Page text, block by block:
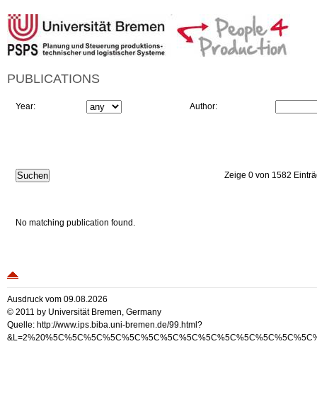
PUBLICATIONS
Year: Author:
Zeige 0 von 1582
No matching publication found.
Ausdruck vom 09.08.2026
© 2011 by Universität Bremen, Germany
Quelle: http://www.ips.biba.uni-bremen.de/99.html?